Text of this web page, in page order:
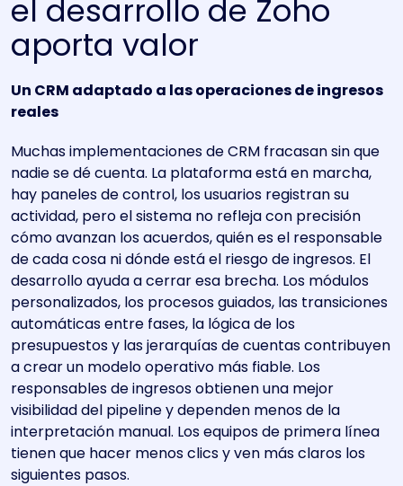
el desarrollo de Zoho
aporta valor
Un CRM adaptado a las operaciones de ingresos
reales
Muchas implementaciones de CRM fracasan sin que
nadie se dé cuenta. La plataforma está en marcha,
hay paneles de control, los usuarios registran su
actividad, pero el sistema no refleja con precisión
cómo avanzan los acuerdos, quién es el responsable
de cada cosa ni dónde está el riesgo de ingresos. El
desarrollo ayuda a cerrar esa brecha. Los módulos
personalizados, los procesos guiados, las transiciones
automáticas entre fases, la lógica de los
presupuestos y las jerarquías de cuentas contribuyen
a crear un modelo operativo más fiable. Los
responsables de ingresos obtienen una mejor
visibilidad del pipeline y dependen menos de la
interpretación manual. Los equipos de primera línea
tienen que hacer menos clics y ven más claros los
siguientes pasos.